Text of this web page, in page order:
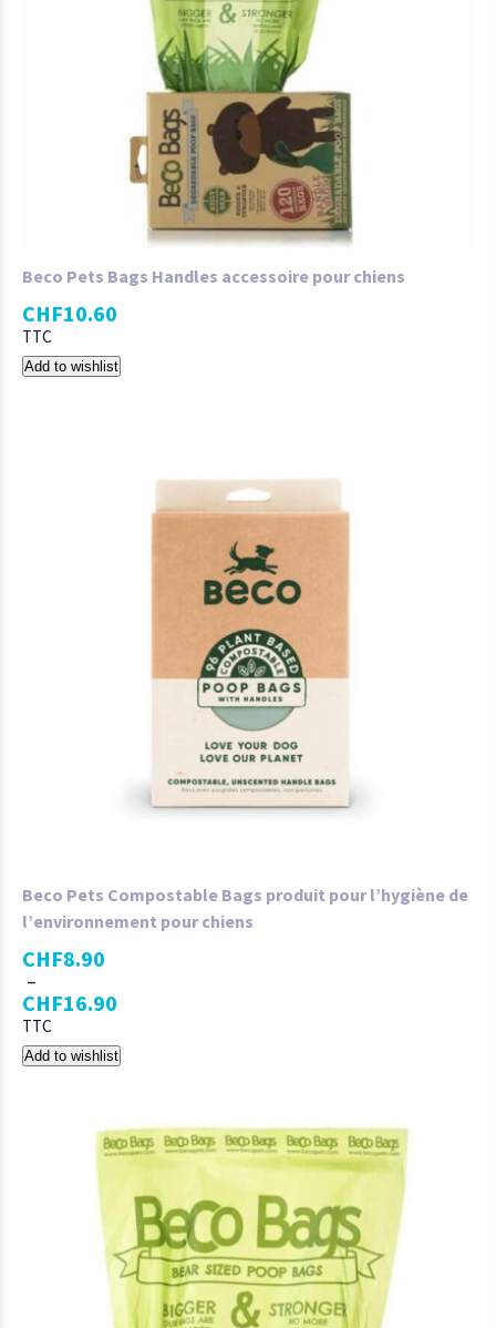
Beco Pets Bags Handles accessoire pour chiens
CHF10.60
TTC
Add to wishlist
Beco Pets Compostable Bags produit pour l’hygiène de
l’environnement pour chiens
CHF8.90
–
CHF16.90
TTC
Add to wishlist